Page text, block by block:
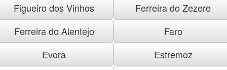
Figueiro dos Vinhos
Ferreira do Zezere
Ferreira do Alentejo
Faro
Evora
Estremoz